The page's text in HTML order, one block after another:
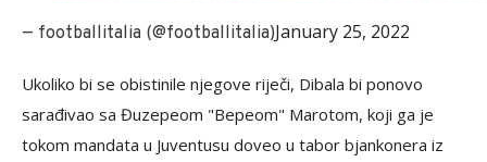
— footballitalia (@footballitalia)January 25, 2022
Ukoliko bi se obistinile njegove riječi, Dibala bi ponovo
sarađivao sa Đuzepeom "Bepeom" Marotom, koji ga je
tokom mandata u Juventusu doveo u tabor bjankonera iz